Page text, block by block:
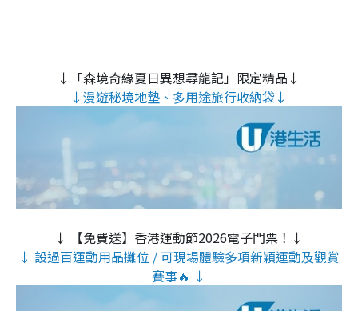
↓「森境奇緣夏日異想尋龍記」限定精品↓
↓漫遊秘境地墊、多用途旅行收納袋↓
↓ 【免費送】香港運動節2026電子門票！↓
↓ 設過百運動用品攤位 / 可現場體驗多項新穎運動及觀賞
賽事🔥 ↓